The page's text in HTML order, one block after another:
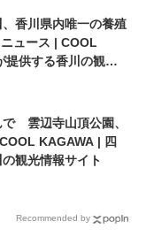
香川県内唯一の養殖
ュース | COOL
提供する香川の観光
で 雲辺寺山頂公園、
KAGAWA | 四
観光情報サイト
Recommended by